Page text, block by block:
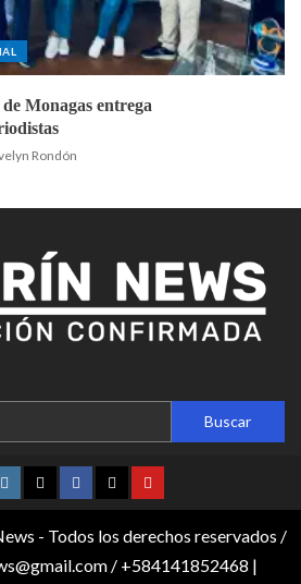
Monagas entrega
Rondón
- Todos los derechos reservados /
/ +584141852468 |